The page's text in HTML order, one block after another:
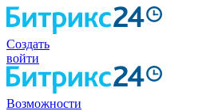
Создать
войти
Возможности